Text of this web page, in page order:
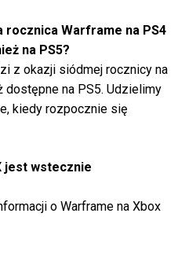
rocznica Warframe na PS4
na PS5?
z okazji siódmej rocznicy na
dostępne na PS5. Udzielimy
kiedy rozpocznie się
jest wstecznie
o Warframe na Xbox